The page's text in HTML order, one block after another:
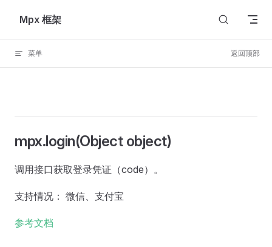
Skip to content
Mpx 框架
菜单 返回顶部
mpx.login(Object object)
调用接口获取登录凭证（code）。
支持情况： 微信、支付宝
参考文档